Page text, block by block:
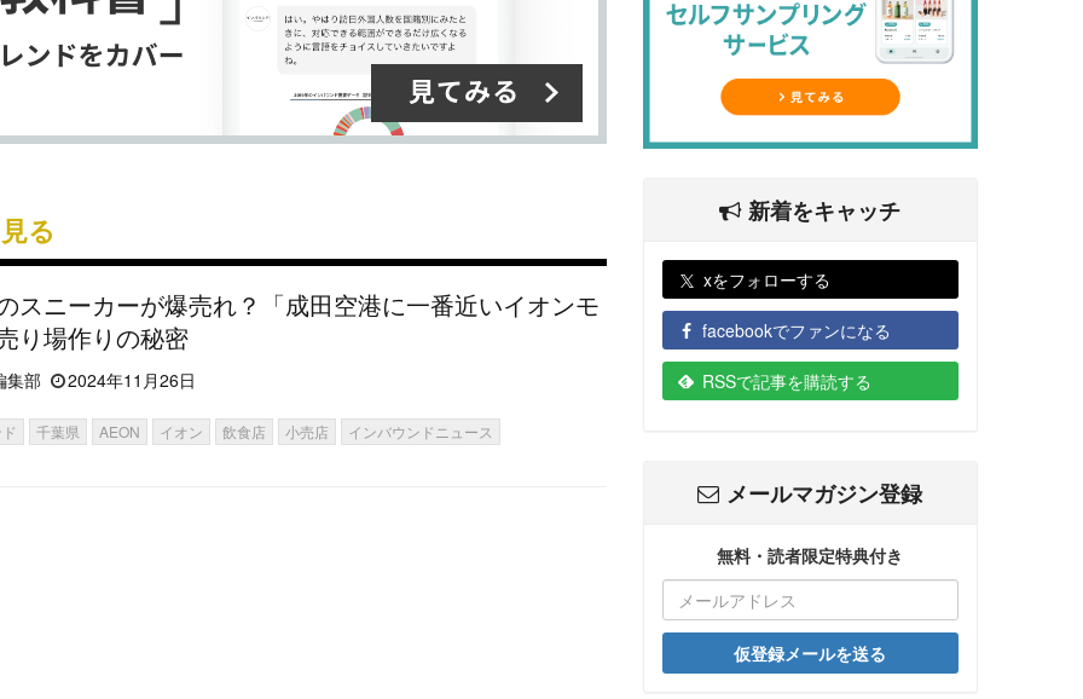
加
る
スニーカーが爆売れ？「成田空港に一番近いイオンモ
り場作りの秘密
集部 2024年11月26日
千葉県 AEON イオン 飲食店 小売店 インバウンドニュース
新着をキャッチ
xをフォローする
facebookでファンになる
RSSで記事を購読する
メールマガジン登録
無料・読者限定特典付き
仮登録メールを送る